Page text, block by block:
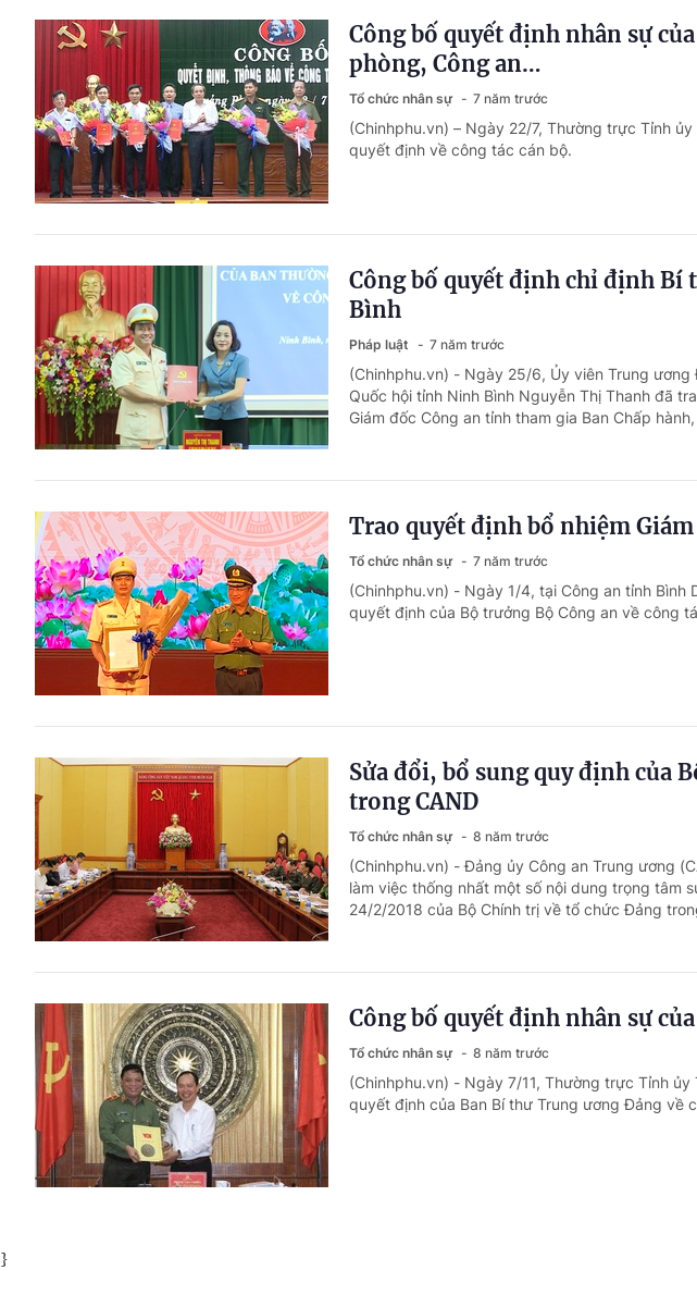
Công bố quyết định nhân sự
phòng, Công an…
Tổ chức nhân sự 7 năm trước
(Chinhphu.vn) – Ngày 22/7, Thường trực Tỉnh
quyết định về công tác cán bộ.
Công bố quyết định chỉ định Bí
Bình
Pháp luật 7 năm trước
(Chinhphu.vn) - Ngày 25/6, Ủy viên Trung
Quốc hội tỉnh Ninh Bình Nguyễn Thị Thanh đã
Giám đốc Công an tỉnh tham gia Ban Chấp
Trao quyết định bổ nhiệm
Tổ chức nhân sự 7 năm trước
(Chinhphu.vn) - Ngày 1/4, tại Công an tỉnh
quyết định của Bộ trưởng Bộ Công an về công
Sửa đổi, bổ sung quy định của
trong CAND
Tổ chức nhân sự 8 năm trước
(Chinhphu.vn) - Đảng ủy Công an Trung ương
làm việc thống nhất một số nội dung trọng tâm
24/2/2018 của Bộ Chính trị về tổ chức Đảng
Công bố quyết định nhân sự
Tổ chức nhân sự 8 năm trước
(Chinhphu.vn) - Ngày 7/11, Thường trực Tỉnh
quyết định của Ban Bí thư Trung ương Đảng về
}